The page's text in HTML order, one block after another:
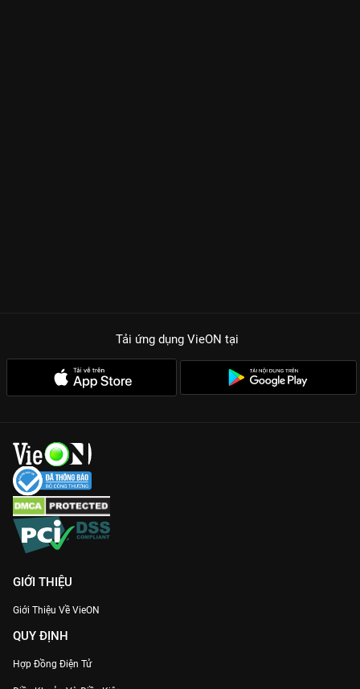
Tải ứng dụng VieON tại
GIỚI THIỆU
Giới Thiệu Về VieON
QUY ĐỊNH
Hợp Đồng Điện Tử